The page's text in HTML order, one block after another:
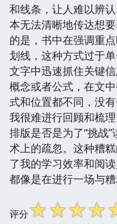
和线条，让人难以辨
本无法清晰地传达想
的是，书中在强调重
划线，这种方式过于
文字中迅速抓住关键
概念或者公式，在文
式和位置都不同，没
我很难进行回顾和梳
排版是否是为了“挑战
术上的疏忽。这种糟
了我的学习效率和阅
都像是在进行一场与糟
评分☆☆☆☆